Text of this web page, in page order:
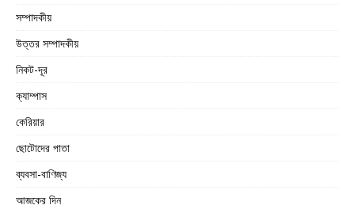
সম্পাদকীয়
উত্তর সম্পাদকীয়
নিকট-দূর
ক্যাম্পাস
কেরিয়ার
ছোটোদের পাতা
ব্যবসা-বাণিজ্য
আজকের দিন